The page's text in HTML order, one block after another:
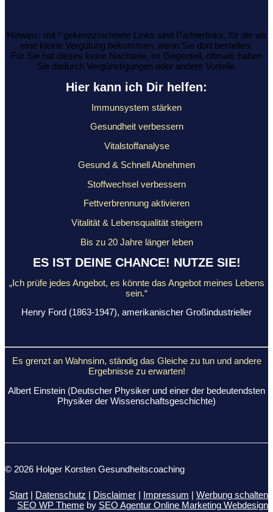
Hinweis: mit º gekennzeichnete Links sind Partnerlinks, für die wir
eine kleine Vergütung bekommen, wenn Sie dort bestellen.
Für Sie hat dieses keine Nachteile, im Gegenteil, oftmals haben
Sie dadurch Vergünstigungen oder andere Vorteile.
Hier kann ich Dir helfen:
Immunsystem stärken
Gesundheit verbessern
Vitalstoffanalyse
Gesund & Schnell Abnehmen
Stoffwechsel verbessern
Fettverbrennung aktivieren
Vitalität & Lebensqualität steigern
Bis zu 20 Jahre länger leben
ES IST DEINE CHANCE! NUTZE SIE!
„Ich prüfe jedes Angebot, es könnte das Angebot meines Lebens
sein.“
Henry Ford (1863-1947), amerikanischer Großindustrieller
Es grenzt an Wahnsinn, ständig das Gleiche zu tun und andere
Ergebnisse zu erwarten!
Albert Einstein (Deutscher Physiker und einer der bedeutendsten
Physiker der Wissenschaftsgeschichte)
© 2026 Holger Korsten Gesundheitscoaching
Start | Datenschutz | Disclaimer | Impressum | Werbung schalten
SEO WP Theme by SEO Agentur Online Marketing Webdesign